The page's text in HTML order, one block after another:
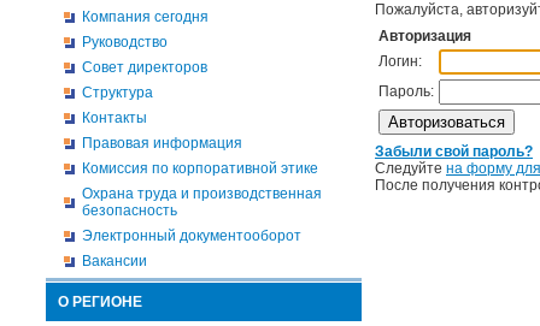
Компания сегодня
Руководство
Совет директоров
Структура
Контакты
Правовая информация
Комиссия по корпоративной этике
Охрана труда и производственная
безопасность
Электронный документооборот
Вакансии
О РЕГИОНЕ
Пожалуйста,
Авторизация
Логин:
Пароль:
Забыли свой пароль?
Следуйте на форму
После получения